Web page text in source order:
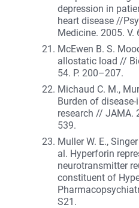
depression in
heart disease //
Medicine. 2005. V.
McEwen B. S.
allostatic load //
54. P. 200–207.
Michaud C. M.,
Burden of
research // JAMA.
539.
Muller W. E.,
al. Hyperforin
neurotransmitter
constituent of
S21.